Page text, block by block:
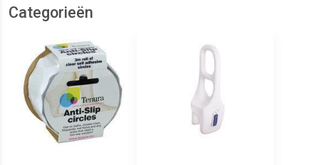
Categorieën